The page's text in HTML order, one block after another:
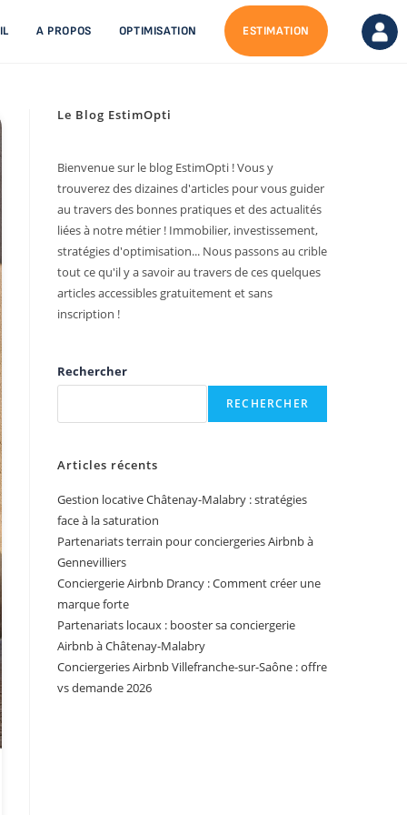
A PROPOS OPTIMISATION ESTIMATION
Le Blog EstimOpti
Bienvenue sur le blog EstimOpti ! Vous y
trouverez des dizaines d'articles pour vous guider
au travers des bonnes pratiques et des actualités
liées à notre métier ! Immobilier, investissement,
stratégies d'optimisation... Nous passons au crible
tout ce qu'il y a savoir au travers de ces quelques
articles accessibles gratuitement et sans
inscription !
Rechercher
RECHERCHER
Articles récents
Gestion locative Châtenay-Malabry : stratégies
face à la saturation
Partenariats terrain pour conciergeries Airbnb à
Gennevilliers
Conciergerie Airbnb Drancy : Comment créer une
marque forte
Partenariats locaux : booster sa conciergerie
Airbnb à Châtenay-Malabry
Conciergeries Airbnb Villefranche-sur-Saône : offre
vs demande 2026